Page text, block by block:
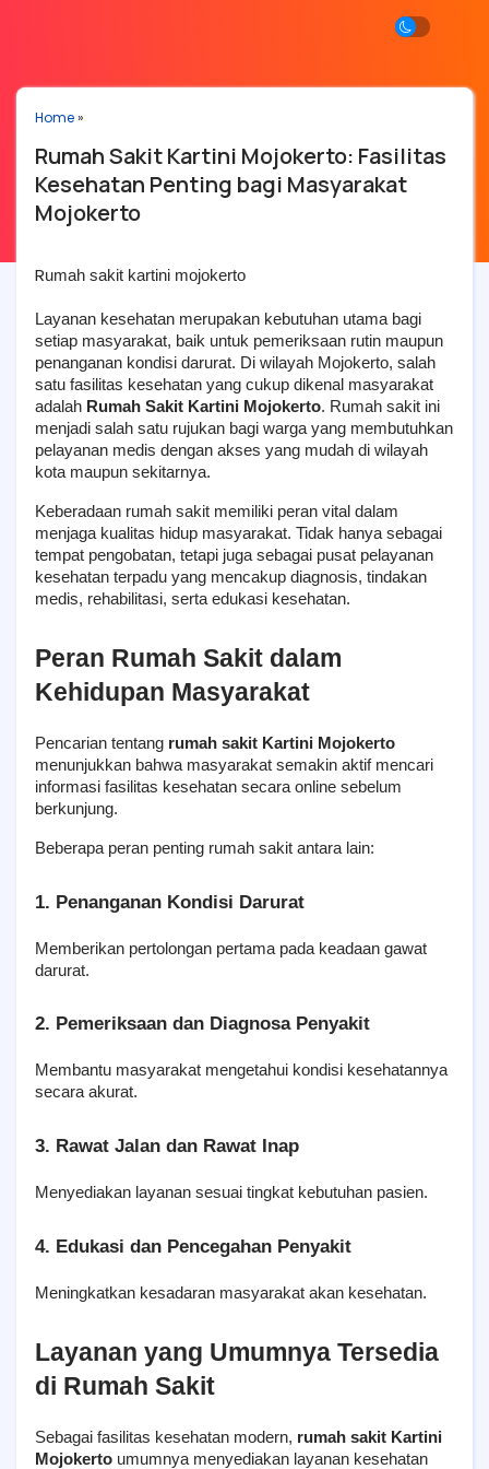
Home»
Rumah Sakit Kartini Mojokerto: Fasilitas
Kesehatan Penting bagi Masyarakat
Mojokerto
Rumah sakit kartini mojokerto
Layanan kesehatan merupakan kebutuhan utama bagi
setiap masyarakat, baik untuk pemeriksaan rutin maupun
penanganan kondisi darurat. Di wilayah Mojokerto, salah
satu fasilitas kesehatan yang cukup dikenal masyarakat
adalah Rumah Sakit Kartini Mojokerto. Rumah sakit ini
menjadi salah satu rujukan bagi warga yang membutuhkan
pelayanan medis dengan akses yang mudah di wilayah
kota maupun sekitarnya.
Keberadaan rumah sakit memiliki peran vital dalam
menjaga kualitas hidup masyarakat. Tidak hanya sebagai
tempat pengobatan, tetapi juga sebagai pusat pelayanan
kesehatan terpadu yang mencakup diagnosis, tindakan
medis, rehabilitasi, serta edukasi kesehatan.
Peran Rumah Sakit dalam
Kehidupan Masyarakat
Pencarian tentang rumah sakit Kartini Mojokerto
menunjukkan bahwa masyarakat semakin aktif mencari
informasi fasilitas kesehatan secara online sebelum
berkunjung.
Beberapa peran penting rumah sakit antara lain:
1. Penanganan Kondisi Darurat
Memberikan pertolongan pertama pada keadaan gawat
darurat.
2. Pemeriksaan dan Diagnosa Penyakit
Membantu masyarakat mengetahui kondisi kesehatannya
secara akurat.
3. Rawat Jalan dan Rawat Inap
Menyediakan layanan sesuai tingkat kebutuhan pasien.
4. Edukasi dan Pencegahan Penyakit
Meningkatkan kesadaran masyarakat akan kesehatan.
Layanan yang Umumnya Tersedia
di Rumah Sakit
Sebagai fasilitas kesehatan modern, rumah sakit Kartini
Mojokerto umumnya menyediakan layanan kesehatan